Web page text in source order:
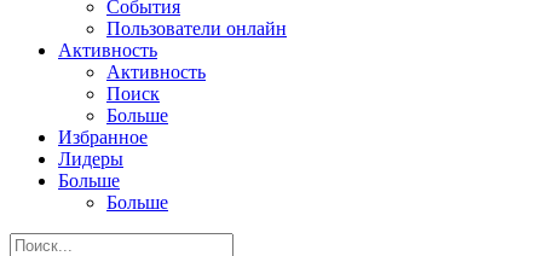
События
Пользователи онлайн
Активность
Активность
Поиск
Больше
Избранное
Лидеры
Больше
Больше